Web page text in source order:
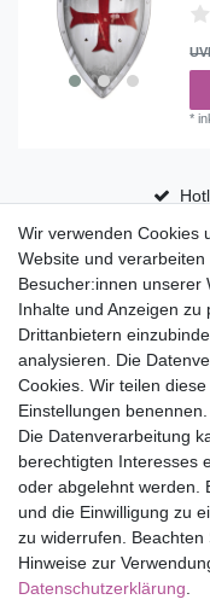
*
Top Marken
Eduplay
Folia Bringmann
Shop
Mein Konto
Service
Versandkosten
Wir verwenden Cookies
Website und
Besucher:innen unserer
Inhalte und Anzeigen zu
Drittanbietern
analysieren. Die
Cookies. Wir teilen
Einstellungen benennen.
Die Datenverarbeitung
berechtigten Interesses
oder abgelehnt werden.
und die Einwilligung zu
zu widerrufen. Beachten
Hinweise zur
Daten­schutz­erklärung